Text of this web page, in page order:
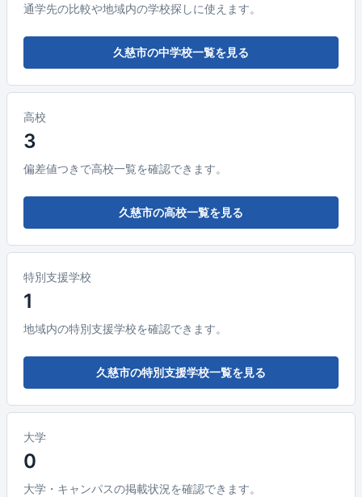
通学先の比較や地域内の学校探しに使えます。
久慈市の中学校一覧を見る
高校
3
偏差値つきで高校一覧を確認できます。
久慈市の高校一覧を見る
特別支援学校
1
地域内の特別支援学校を確認できます。
久慈市の特別支援学校一覧を見る
大学
0
大学・キャンパスの掲載状況を確認できます。